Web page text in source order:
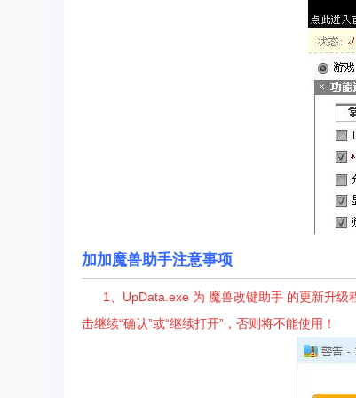
加加魔兽助手注意事项
1、 UpData.exe 为 魔兽改键助手 的更新升级
击继续“确认”或“继续打开”，否则将不能使用！